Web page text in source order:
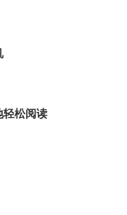
轻松阅读